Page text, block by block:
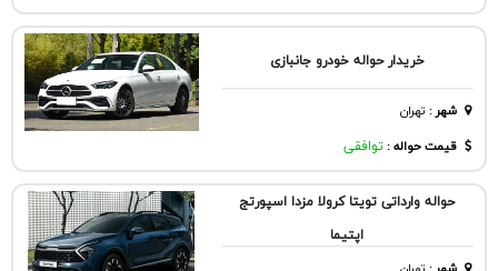
خریدار حواله خودرو جانبازی
شهر: تهران
قیمت حواله : توافقی
حواله وارداتی تویتا کرولا مزدا اسپورتج
اپتیما